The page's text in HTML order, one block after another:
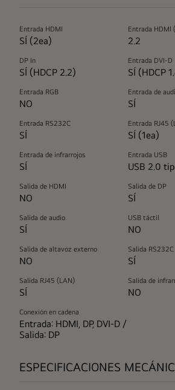
Entrada HDMI
SÍ (2ea)
Entrada HDMI
2.2
DP In
SÍ (HDCP 2.2)
Entrada DVI-D
SÍ (HDCP
Entrada RGB
NO
Entrada de
SÍ
Entrada RS232C
SÍ
Entrada RJ45
SÍ (1ea)
Entrada de infrarrojos
SÍ
Entrada USB
USB 2.0
Salida de HDMI
NO
Salida de DP
SÍ
Salida de audio
SÍ
USB táctil
NO
Salida de altavoz externo
NO
Salida RS232C
SÍ
Salida RJ45 (LAN)
SÍ
Salida de
NO
Conexión en cadena
Entrada: HDMI, DP, DVI-D /
Salida: DP
ESPECIFICACIONES